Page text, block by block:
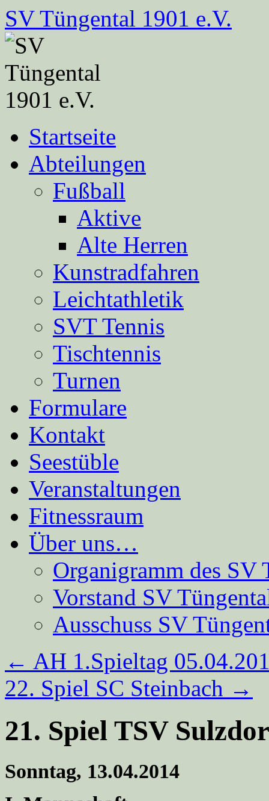
Zum
Inhalt
springen
SV Tüngental 1901 e.V.
Startseite
Abteilungen
Fußball
Aktive
Alte Herren
Kunstradfahren
Leichtathletik
SVT Tennis
Tischtennis
Turnen
Formulare
Kontakt
Seestüble
Veranstaltungen
Fitnessraum
Über uns…
Organigramm des SV
Vorstand SV
Ausschuss SV
← AH 1.Spieltag
22. Spiel SC Steinbach →
21. Spiel TSV
Sonntag, 13.04.2014